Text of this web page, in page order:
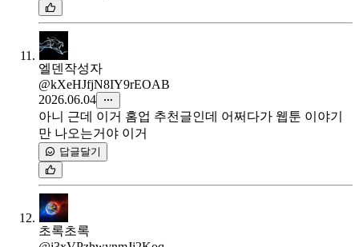
엘덴 작성자
@kXeHJfjN8IY9rEOAB
2026.06.04
아니 근데 이거 홈업 추천글인데 어쩌다가 웹툰 이야기
만 나오는거야 이거
답글달기
초록초록